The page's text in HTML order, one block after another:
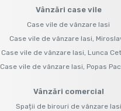
Vânzări case vile
Case vile de vânzare Iasi
Case vile de vânzare Iasi,
Case vile de vânzare Iasi, Lunca
Case vile de vânzare Iasi, Popas
Vânzări comercial
Spații de birouri de vânzare Iasi